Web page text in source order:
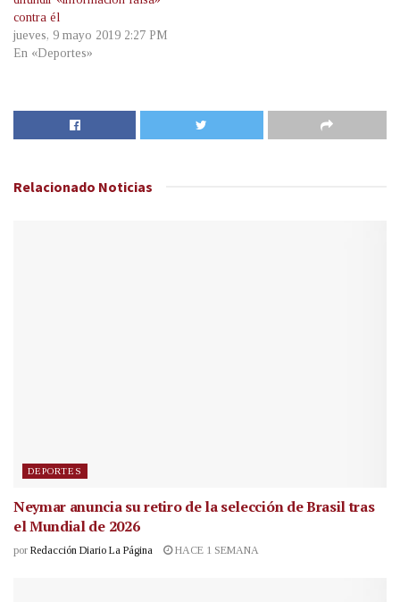
contra él
jueves, 9 mayo 2019 2:27 PM
En «Deportes»
Relacionado Noticias
DEPORTES
Neymar anuncia su retiro de la selección de Brasil tras
el Mundial de 2026
por Redacción Diario La Página HACE 1 SEMANA